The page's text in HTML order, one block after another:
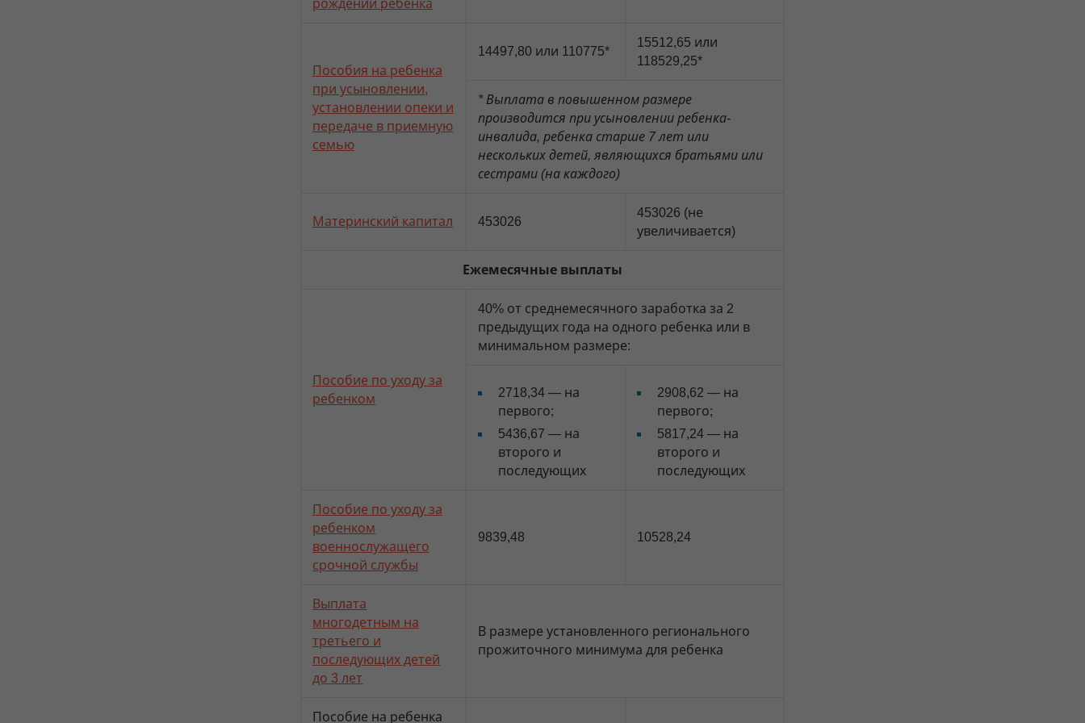
рождении ребенка
Пособия на ребенка
при усыновлении,
установлении опеки и
передаче в приемную
семью
14497,80 или 110775*
15512,65 или
118529,25*
* Выплата в повышенном размере
производится при усыновлении ребенка-
инвалида, ребенка старше 7 лет или
нескольких детей, являющихся братьями или
сестрами (на каждого)
Материнский капитал 453026
453026 (не
увеличивается)
Ежемесячные выплаты
Пособие по уходу за
ребенком
40% от среднемесячного заработка за 2
предыдущих года на одного ребенка или в
минимальном размере:
2718,34 — на
первого;
5436,67 — на
второго и
последующих
2908,62 — на
первого;
5817,24 — на
второго и
последующих
Пособие по уходу за
ребенком
военнослужащего
срочной службы
9839,48 10528,24
Выплата
многодетным на
третьего и
последующих детей
до 3 лет
В размере установленного регионального
прожиточного минимума для ребенка
Пособие на ребенка